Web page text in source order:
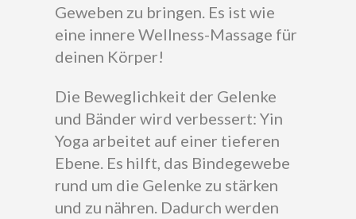
Geweben zu bringen. Es ist wie
eine innere Wellness-Massage für
deinen Körper!
Die Beweglichkeit der Gelenke
und Bänder wird verbessert: Yin
Yoga arbeitet auf einer tieferen
Ebene. Es hilft, das Bindegewebe
rund um die Gelenke zu stärken
und zu nähren. Dadurch werden